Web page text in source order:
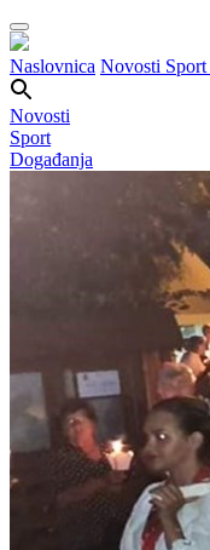
Naslovnica Novosti Sport
Novosti
Sport
Događanja